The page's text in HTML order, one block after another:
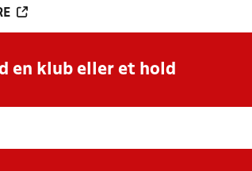
en klub eller et hold